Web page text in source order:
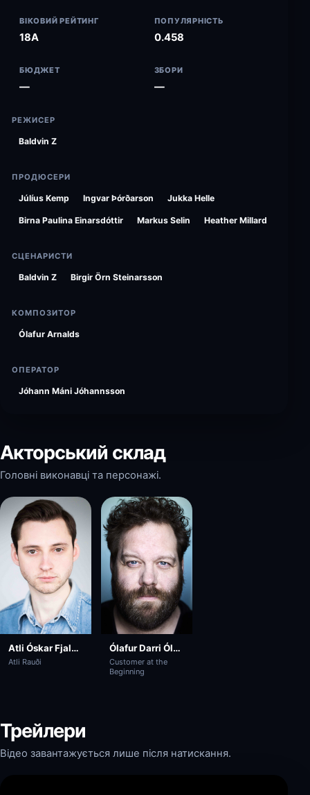
ВІКОВИЙ РЕЙТИНГ
18A
ПОПУЛЯРНІСТЬ
0.458
БЮДЖЕТ
—
ЗБОРИ
—
РЕЖИСЕР
Baldvin Z
ПРОДЮСЕРИ
Júlíus Kemp Ingvar Þórðarson Jukka Helle
Birna Paulina Einarsdóttir Markus Selin Heather Millard
СЦЕНАРИСТИ
Baldvin Z Birgir Örn Steinarsson
КОМПОЗИТОР
Ólafur Arnalds
ОПЕРАТОР
Jóhann Máni Jóhannsson
Акторський склад
Головні виконавці та персонажі.
Atli Óskar Fjalarsson
Atli Rauði
Ólafur Darri Ólafsson
Customer at the
Beginning
Трейлери
Відео завантажується лише після натискання.